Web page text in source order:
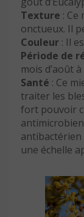
Texture :
onctueux. Il
Couleur : Il
Période de
mois d’août
Santé : Ce
traiter les
fort pouvoir
antibactérien
une échelle